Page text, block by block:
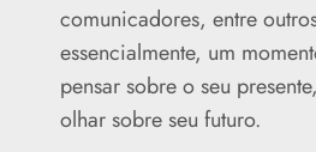
comunicadores, entre
essencialmente, um
pensar sobre o seu
olhar sobre seu futuro.